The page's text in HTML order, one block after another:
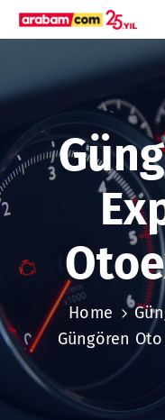
Home
Güngören